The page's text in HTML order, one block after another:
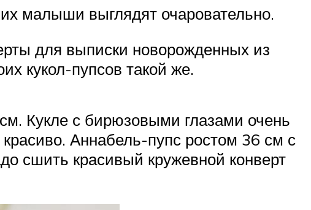
малыши выглядят очаровательно.
для выписки новорожденных из
кукол-пупсов такой же.
Кукле с бирюзовыми глазами очень
Аннабель-пупс ростом 36 см с
сшить красивый кружевной конверт